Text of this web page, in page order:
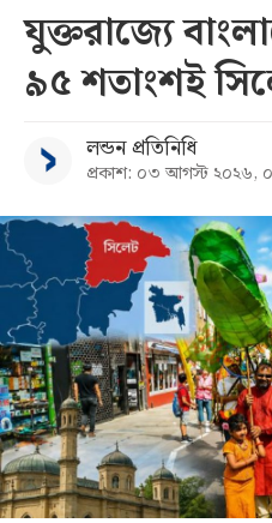
যুক্তরাজ্যে
৯৫ শতাংশই
লন্ডন প্রতিনিধি
প্রকাশ: ০৩ আগস্ট ২০২৬,